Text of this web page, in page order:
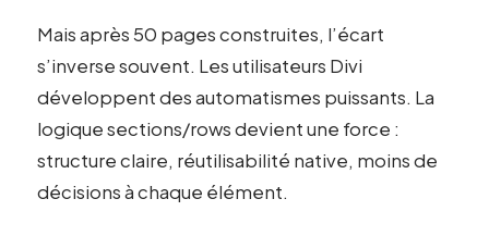
Mais après 50 pages construites, l’écart
s’inverse souvent. Les utilisateurs Divi
développent des automatismes puissants. La
logique sections/rows devient une force :
structure claire, réutilisabilité native, moins de
décisions à chaque élément.